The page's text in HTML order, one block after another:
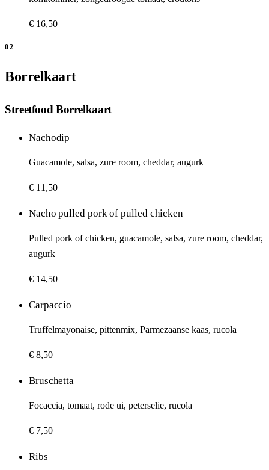
€ 16,50
02
Borrelkaart
Streetfood Borrelkaart
Nachodip
Guacamole, salsa, zure room, cheddar, augurk
€ 11,50
Nacho pulled pork of pulled chicken
Pulled pork of chicken, guacamole, salsa, zure room, cheddar,
augurk
€ 14,50
Carpaccio
Truffelmayonaise, pittenmix, Parmezaanse kaas, rucola
€ 8,50
Bruschetta
Focaccia, tomaat, rode ui, peterselie, rucola
€ 7,50
Ribs